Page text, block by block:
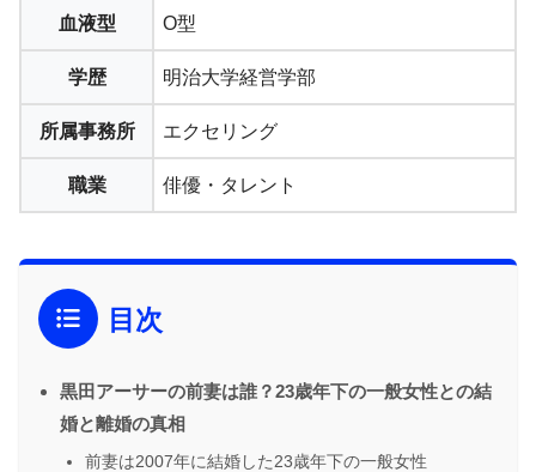
血液型 O型
学歴 明治大学経営学部
所属事務所 エクセリング
職業 俳優・タレント
目次
黒田アーサーの前妻は誰？23歳年下の一般女性との結
婚と離婚の真相
前妻は2007年に結婚した23歳年下の一般女性